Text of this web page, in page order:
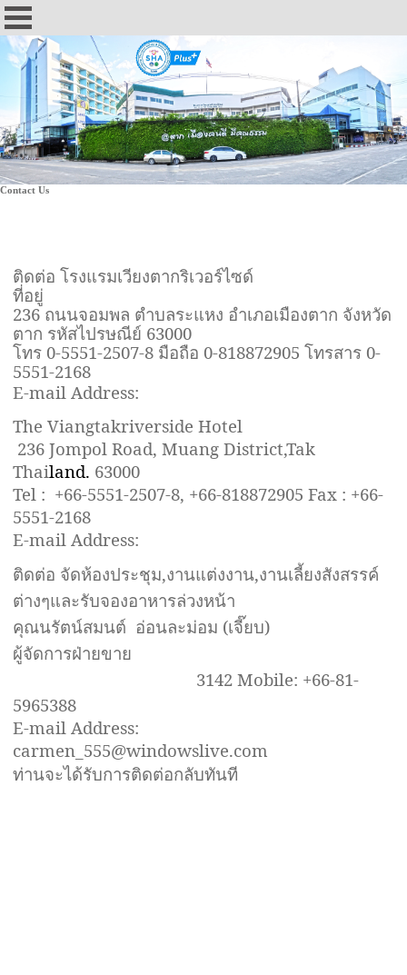
Contact Us
ติดต่อ โรงแรมเวียงตากริเวอร์ไซด์
ที่อยู่
236 ถนนจอมพล ตำบลระแหง อำเภอเมืองตาก จังหวัด
ตาก รหัสไปรษณีย์ 63000
โทร 0-5551-2507-8 มือถือ 0-818872905 โทรสาร 0-
5551-2168
E-mail Address:
The Viangtakriverside Hotel
236 Jompol Road, Muang District,Tak
Thailand. 63000
Tel : +66-5551-2507-8, +66-818872905 Fax : +66-
5551-2168
E-mail Address:
ติดต่อ จัดห้องประชุม,งานแต่งงาน,งานเลี้ยงสังสรรค์
ต่างๆและรับจองอาหารล่วงหน้า
คุณนรัตน์สมนต์ อ่อนละม่อม (เจี๊ยบ)
ผู้จัดการฝ่ายขาย
3142 Mobile: +66-81-
5965388
E-mail Address:
carmen_555@windowslive.com
ท่านจะได้รับการติดต่อกลับทันที